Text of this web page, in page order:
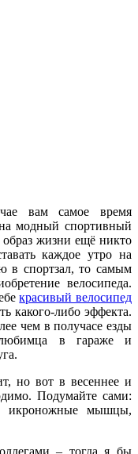
вам самое время
модный спортивный
жизни ещё никто
каждое утро на
в спортзал, то самым
велосипеда.
красивый велосипед
какого-либо эффекта.
чем в получасе езды
в гараже и
но вот в весеннее и
Подумайте сами:
икроножные мышцы,
– тогда я бы